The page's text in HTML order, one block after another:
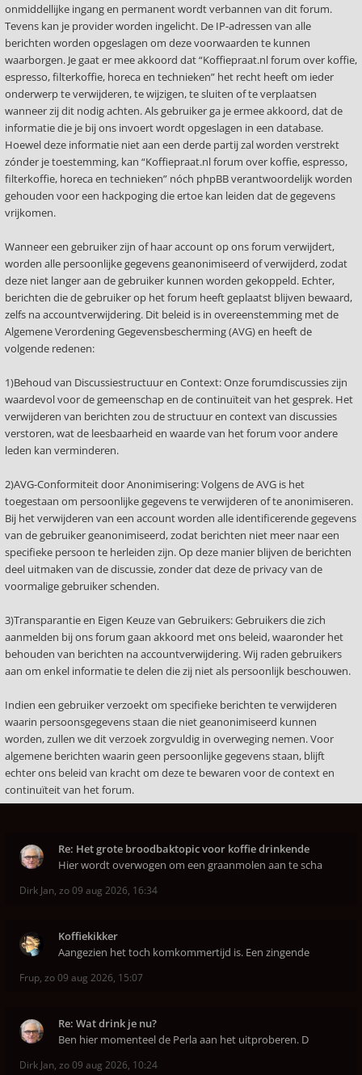
onmiddellijke ingang en permanent wordt verbannen van dit forum.
Tevens kan je provider worden ingelicht. De IP-adressen van alle
berichten worden opgeslagen om deze voorwaarden te kunnen
waarborgen. Je gaat er mee akkoord dat “Koffiepraat.nl forum over koffie,
espresso, filterkoffie, horeca en technieken” het recht heeft om ieder
onderwerp te verwijderen, te wijzigen, te sluiten of te verplaatsen
wanneer zij dit nodig achten. Als gebruiker ga je ermee akkoord, dat de
informatie die je bij ons invoert wordt opgeslagen in een database.
Hoewel deze informatie niet aan een derde partij zal worden verstrekt
zónder je toestemming, kan “Koffiepraat.nl forum over koffie, espresso,
filterkoffie, horeca en technieken” nóch phpBB verantwoordelijk worden
gehouden voor een hackpoging die ertoe kan leiden dat de gegevens
vrijkomen.
Wanneer een gebruiker zijn of haar account op ons forum verwijdert,
worden alle persoonlijke gegevens geanonimiseerd of verwijderd, zodat
deze niet langer aan de gebruiker kunnen worden gekoppeld. Echter,
berichten die de gebruiker op het forum heeft geplaatst blijven bewaard,
zelfs na accountverwijdering. Dit beleid is in overeenstemming met de
Algemene Verordening Gegevensbescherming (AVG) en heeft de
volgende redenen:
1)Behoud van Discussiestructuur en Context: Onze forumdiscussies zijn
waardevol voor de gemeenschap en de continuïteit van het gesprek. Het
verwijderen van berichten zou de structuur en context van discussies
verstoren, wat de leesbaarheid en waarde van het forum voor andere
leden kan verminderen.
2)AVG-Conformiteit door Anonimisering: Volgens de AVG is het
toegestaan om persoonlijke gegevens te verwijderen of te anonimiseren.
Bij het verwijderen van een account worden alle identificerende gegevens
van de gebruiker geanonimiseerd, zodat berichten niet meer naar een
specifieke persoon te herleiden zijn. Op deze manier blijven de berichten
deel uitmaken van de discussie, zonder dat deze de privacy van de
voormalige gebruiker schenden.
3)Transparantie en Eigen Keuze van Gebruikers: Gebruikers die zich
aanmelden bij ons forum gaan akkoord met ons beleid, waaronder het
behouden van berichten na accountverwijdering. Wij raden gebruikers
aan om enkel informatie te delen die zij niet als persoonlijk beschouwen.
Indien een gebruiker verzoekt om specifieke berichten te verwijderen
waarin persoonsgegevens staan die niet geanonimiseerd kunnen
worden, zullen we dit verzoek zorgvuldig in overweging nemen. Voor
algemene berichten waarin geen persoonlijke gegevens staan, blijft
echter ons beleid van kracht om deze te bewaren voor de context en
continuïteit van het forum.
Re: Het grote broodbaktopic voor koffie drinkende
Hier wordt overwogen om een graanmolen aan te scha
Dirk Jan, zo 09 aug 2026, 16:34
Koffiekikker
Aangezien het toch komkommertijd is. Een zingende
Frup, zo 09 aug 2026, 15:07
Re: Wat drink je nu?
Ben hier momenteel de Perla aan het uitproberen. D
Dirk Jan, zo 09 aug 2026, 10:24